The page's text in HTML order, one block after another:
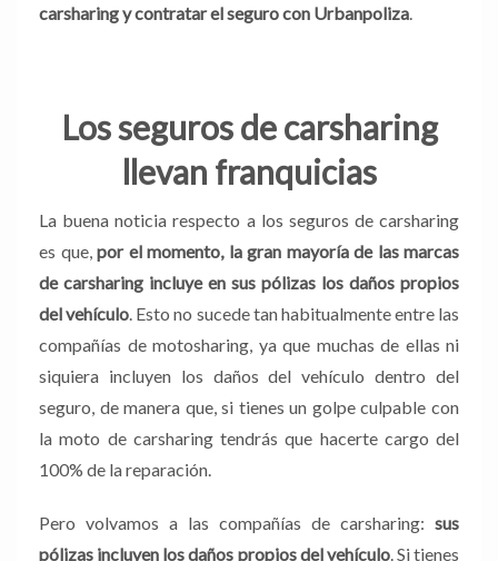
carsharing y contratar el seguro con Urbanpoliza.
Los seguros de carsharing
llevan franquicias
La buena noticia respecto a los seguros de carsharing
es que, por el momento, la gran mayoría de las marcas
de carsharing incluye en sus pólizas los daños propios
del vehículo. Esto no sucede tan habitualmente entre las
compañías de motosharing, ya que muchas de ellas ni
siquiera incluyen los daños del vehículo dentro del
seguro, de manera que, si tienes un golpe culpable con
la moto de carsharing tendrás que hacerte cargo del
100% de la reparación.
Pero volvamos a las compañías de carsharing: sus
pólizas incluyen los daños propios del vehículo. Si tienes